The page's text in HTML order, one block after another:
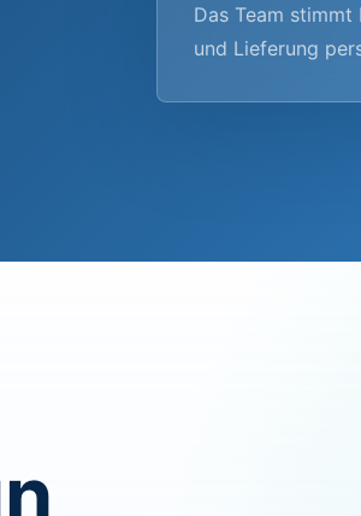
Das Team
und Lieferung